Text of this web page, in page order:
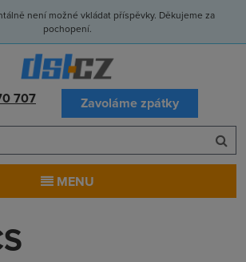
není možné vkládat příspěvky. Děkujeme za
pochopení.
707 Zavoláme zpátky
MENU